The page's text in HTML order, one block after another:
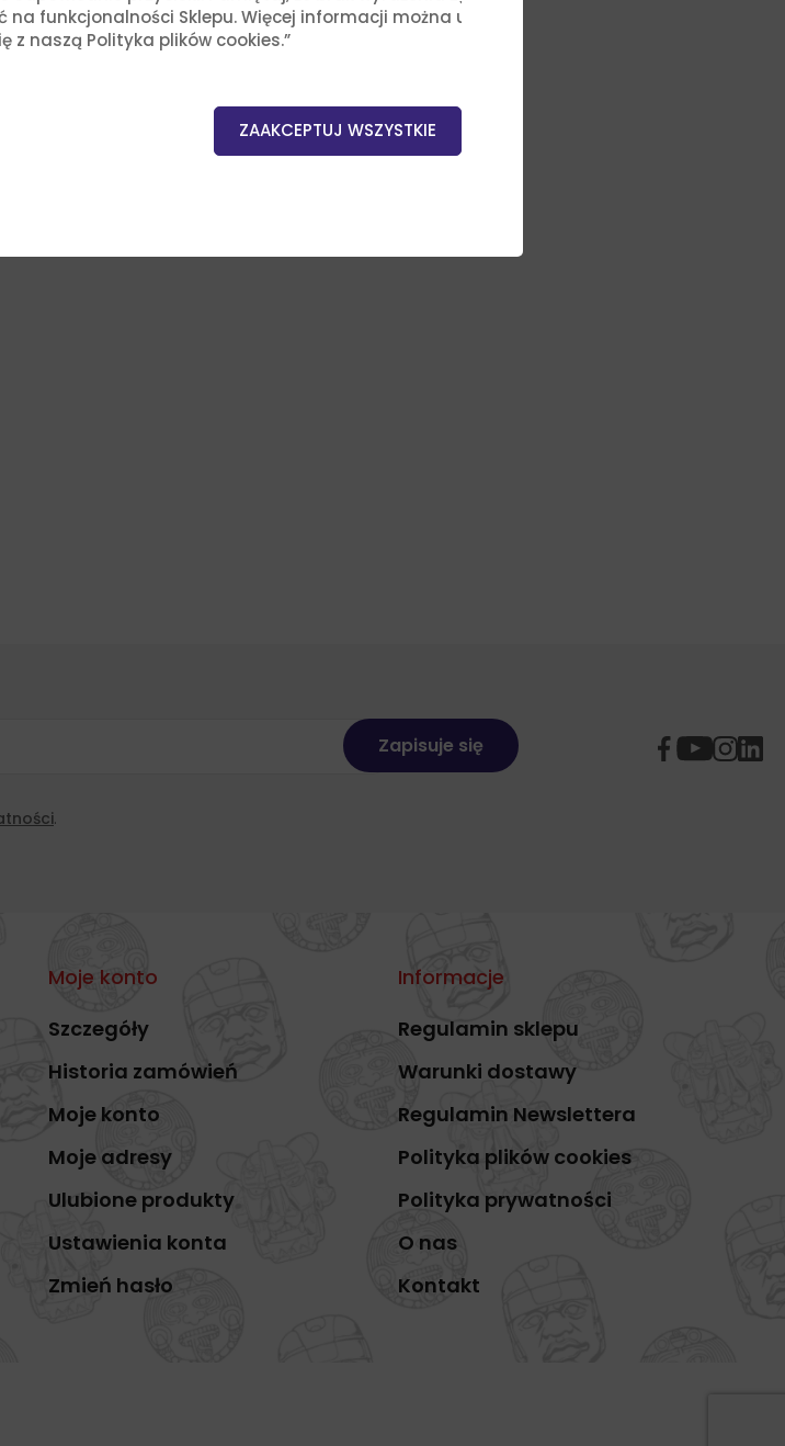
funkcjonalności Sklepu. Więcej informacji można uzyskać,
z naszą Polityka plików cookies.”
ZAAKCEPTUJ WSZYSTKIE
.
Moje konto
Szczegóły
Historia zamówień
Moje konto
Moje adresy
Ulubione produkty
Ustawienia konta
Zmień hasło
Informacje
Regulamin sklepu
Warunki dostawy
Regulamin Newslettera
Polityka plików cookies
Polityka prywatności
O nas
Kontakt